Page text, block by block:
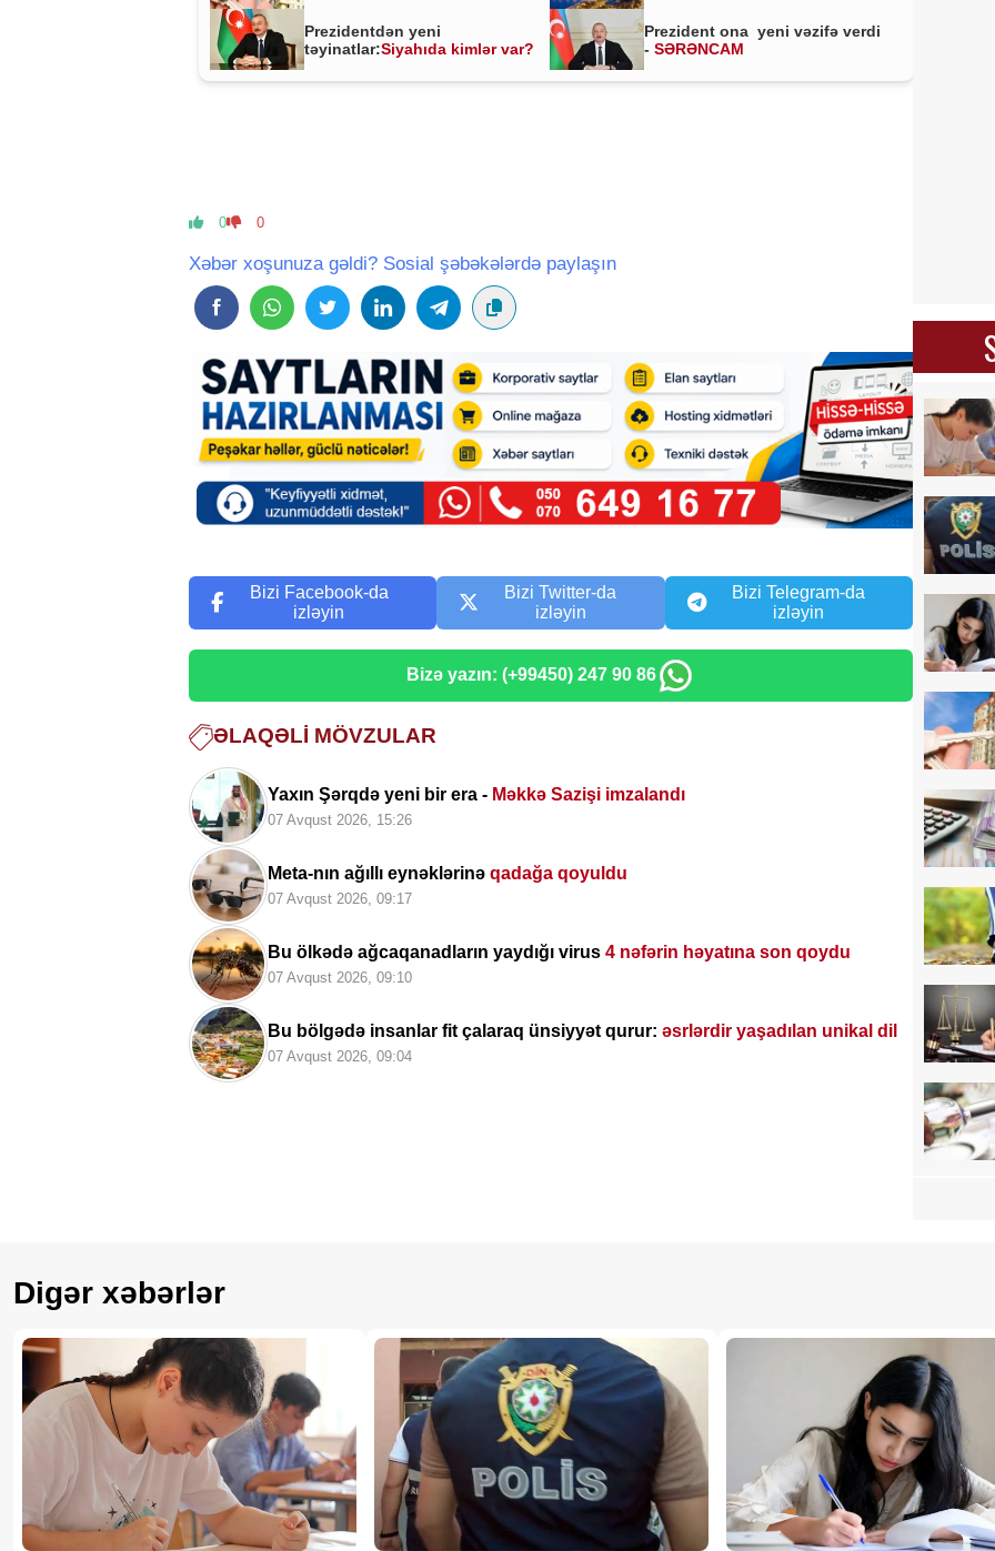
Prezidentdən yeni
təyinatlar:Siyahıda kimlər var?
Prezident ona yeni vəzifə verdi
-SƏRƏNCAM
0 0
Xəbər xoşunuza gəldi? Sosial şəbəkələrdə paylaşın
Bizi Facebook-da
izləyin
Bizi Twitter-da
izləyin
Bizi Telegram-da
izləyin
Bizə yazın: (+99450) 247 90 86
ƏLAQƏLI MÖVZULAR
Yaxın Şərqdə yeni bir era - Məkkə Sazişi imzalandı
07 Avqust 2026, 15:26
Meta-nın ağıllı eynəklərinəqadağa qoyuldu
07 Avqust 2026, 09:17
Bu ölkədə ağcaqanadların yaydığı virus4 nəfərin həyatına son qoydu
07 Avqust 2026, 09:10
Bu bölgədə insanlar fit çalaraq ünsiyyət qurur:əsrlərdir yaşadılan unikal dil
07 Avqust 2026, 09:04
Digər xəbərlər